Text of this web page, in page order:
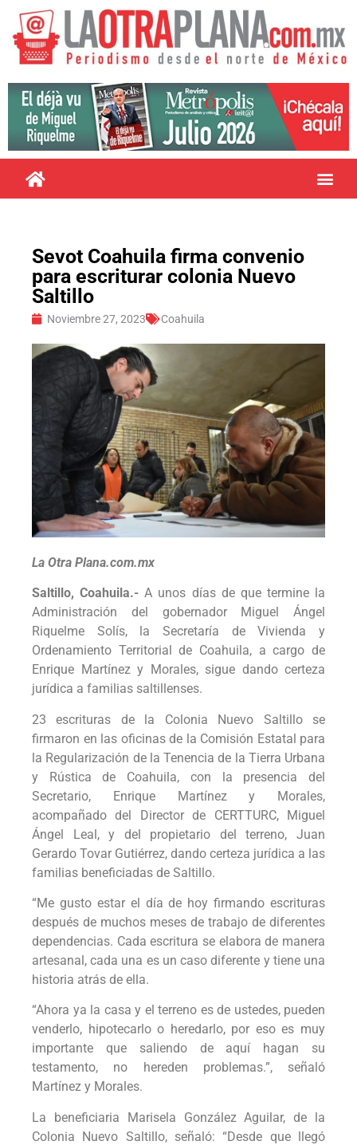
Sevot Coahuila firma convenio
para escriturar colonia Nuevo
Saltillo
Noviembre 27, 2023 Coahuila
La Otra Plana.com.mx
Saltillo, Coahuila.-A unos días de que termine la
Administración del gobernador Miguel Ángel
Riquelme Solís, la Secretaría de Vivienda y
Ordenamiento Territorial de Coahuila, a cargo de
Enrique Martínez y Morales, sigue dando certeza
jurídica a familias saltillenses.
23 escrituras de la Colonia Nuevo Saltillo se
firmaron en las oficinas de la Comisión Estatal para
la Regularización de la Tenencia de la Tierra Urbana
y Rústica de Coahuila, con la presencia del
Secretario, Enrique Martínez y Morales,
acompañado del Director de CERTTURC, Miguel
Ángel Leal, y del propietario del terreno, Juan
Gerardo Tovar Gutiérrez, dando certeza jurídica a las
familias beneficiadas de Saltillo.
“Me gusto estar el día de hoy firmando escrituras
después de muchos meses de trabajo de diferentes
dependencias. Cada escritura se elabora de manera
artesanal, cada una es un caso diferente y tiene una
historia atrás de ella.
“Ahora ya la casa y el terreno es de ustedes, pueden
venderlo, hipotecarlo o heredarlo, por eso es muy
importante que saliendo de aquí hagan su
testamento, no hereden problemas.”, señaló
Martínez y Morales.
La beneficiaria Marisela González Aguilar, de la
Colonia Nuevo Saltillo, señaló: “Desde que llegó